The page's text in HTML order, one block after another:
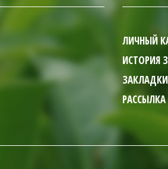
ЛИЧНЫЙ
ИСТОРИЯ
ЗАКЛАДКИ
РАССЫЛКА